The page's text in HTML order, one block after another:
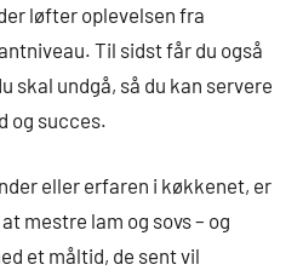
løfter oplevelsen fra
Til sidst får du også
skal undgå, så du kan servere
og succes.
eller erfaren i køkkenet, er
mestre lam og sovs – og
et måltid, de sent vil